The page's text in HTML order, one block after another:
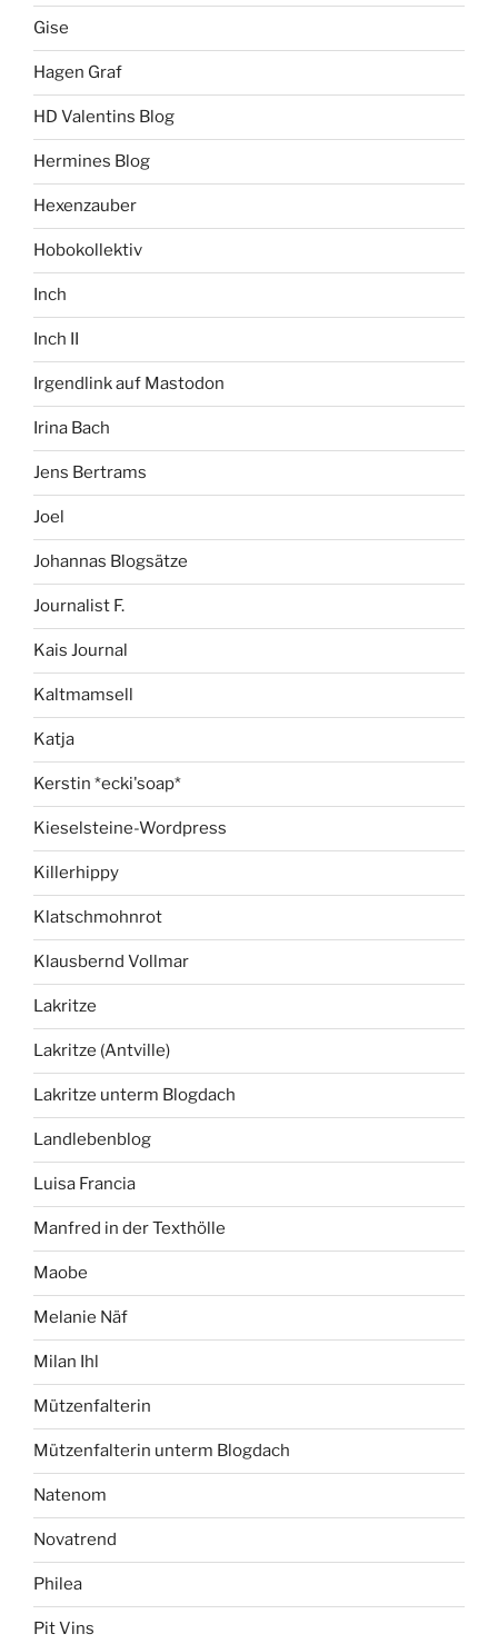
Gise
Hagen Graf
HD Valentins Blog
Hermines Blog
Hexenzauber
Hobokollektiv
Inch
Inch II
Irgendlink auf Mastodon
Irina Bach
Jens Bertrams
Joel
Johannas Blogsätze
Journalist F.
Kais Journal
Kaltmamsell
Katja
Kerstin *ecki'soap*
Kieselsteine-Wordpress
Killerhippy
Klatschmohnrot
Klausbernd Vollmar
Lakritze
Lakritze (Antville)
Lakritze unterm Blogdach
Landlebenblog
Luisa Francia
Manfred in der Texthölle
Maobe
Melanie Näf
Milan Ihl
Mützenfalterin
Mützenfalterin unterm Blogdach
Natenom
Novatrend
Philea
Pit Vins